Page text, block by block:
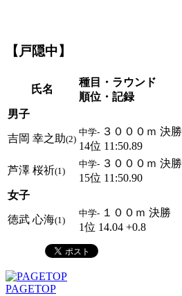
【戸隠中】
氏名
種目・ラウンド
順位・記録
男子
吉岡 幸之助(2)
中学- ３０００ｍ 決勝
14位 11:50.89
芦澤 桜祈(1)
中学- ３０００ｍ 決勝
15位 11:50.90
女子
徳武 心海(1)
中学- １００ｍ 決勝
1位 14.04 +0.8
PAGETOP